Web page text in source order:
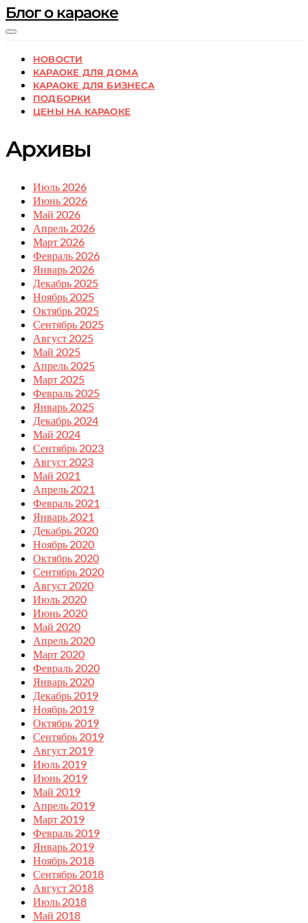
Блог о караоке
НОВОСТИ
КАРАОКЕ ДЛЯ ДОМА
КАРАОКЕ ДЛЯ БИЗНЕСА
ПОДБОРКИ
ЦЕНЫ НА КАРАОКЕ
Архивы
Июль 2026
Июнь 2026
Май 2026
Апрель 2026
Март 2026
Февраль 2026
Январь 2026
Декабрь 2025
Ноябрь 2025
Октябрь 2025
Сентябрь 2025
Август 2025
Май 2025
Апрель 2025
Март 2025
Февраль 2025
Январь 2025
Декабрь 2024
Май 2024
Сентябрь 2023
Август 2023
Май 2021
Апрель 2021
Февраль 2021
Январь 2021
Декабрь 2020
Ноябрь 2020
Октябрь 2020
Сентябрь 2020
Август 2020
Июль 2020
Июнь 2020
Май 2020
Апрель 2020
Март 2020
Февраль 2020
Январь 2020
Декабрь 2019
Ноябрь 2019
Октябрь 2019
Сентябрь 2019
Август 2019
Июль 2019
Июнь 2019
Май 2019
Апрель 2019
Март 2019
Февраль 2019
Январь 2019
Ноябрь 2018
Сентябрь 2018
Август 2018
Июль 2018
Май 2018